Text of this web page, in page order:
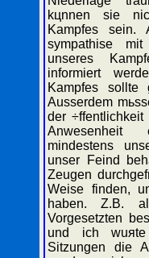
kцnnen sie
Kampfes sein.
sympathise
unseres
informiert
Kampfes sollte
Ausserdem
der ÷ffentlichkeit
mindestens
unser Feind
Zeugen
Weise finden,
haben. Z.B.
Vorgesetzten
und ich
Sitzungen die